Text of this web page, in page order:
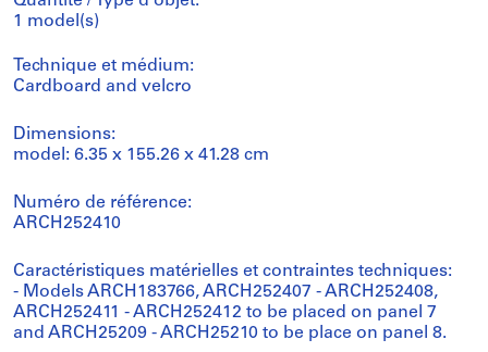
1 model(s)
Technique et médium:
Cardboard and velcro
Dimensions:
model: 6.35 x 155.26 x 41.28 cm
Numéro de référence:
ARCH252410
Caractéristiques matérielles et contraintes techniques:
- Models ARCH183766, ARCH252407 - ARCH252408,
ARCH252411 - ARCH252412 to be placed on panel 7
and ARCH25209 - ARCH25210 to be place on panel 8.